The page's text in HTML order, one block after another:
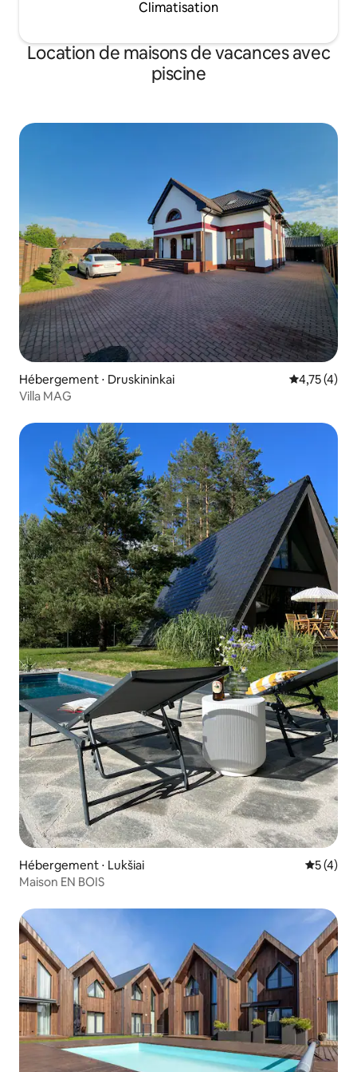
Climatisation
Location de maisons de vacances avec
piscine
Hébergement ⋅ Druskininkai Évaluation
4,75 (4)
Villa MAG
Hébergement ⋅ Lukšiai
5 (4)
Maison EN BOIS